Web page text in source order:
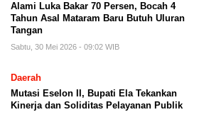
Alami Luka Bakar 70 Persen, Bocah 4
Tahun Asal Mataram Baru Butuh Uluran
Tangan
Sabtu, 30 Mei 2026 - 09:02 WIB
Daerah
Mutasi Eselon II, Bupati Ela Tekankan
Kinerja dan Soliditas Pelayanan Publik